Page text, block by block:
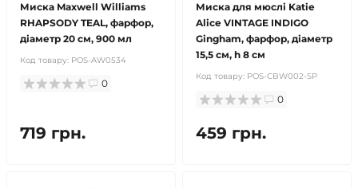
Миска Maxwell Williams
RHAPSODY TEAL, фарфор,
діаметр 20 см, 900 мл
Код товару: POS-AW0534
0
719 грн.
Миска для мюслі Katie
Alice VINTAGE INDIGO
Gingham, фарфор, діаметр
15,5 см, h 8 см
Код товару: POS-CBW002-SP
0
459 грн.